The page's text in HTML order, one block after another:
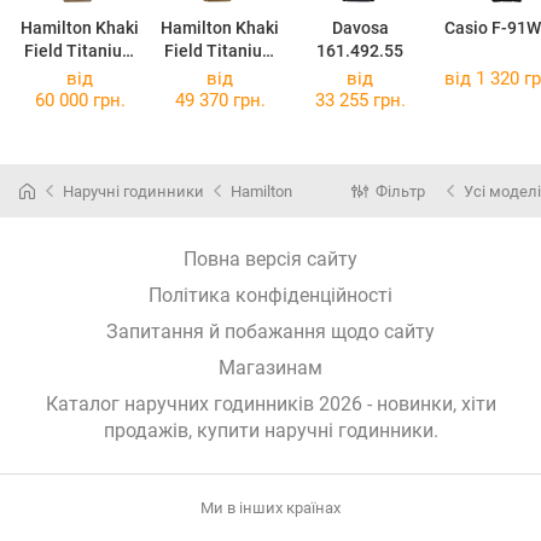
Hamilton Khaki
Field Titanium
Auto
H70545550
Hamilton Khaki
Field Titanium
Auto
H70665533
Davosa
161.492.55
Casio F-
від
60 000 грн.
від
49 370 грн.
від
33 255 грн.
від 1 320
Наручні годинники Hamilton Фільтр Усі моделі
Повна версія сайту
Політика конфіденційності
Запитання й побажання щодо сайту
Магазинам
Каталог наручних годинників 2026 - новинки, хіти
продажів, купити наручні годинники.
Ми в інших країнах